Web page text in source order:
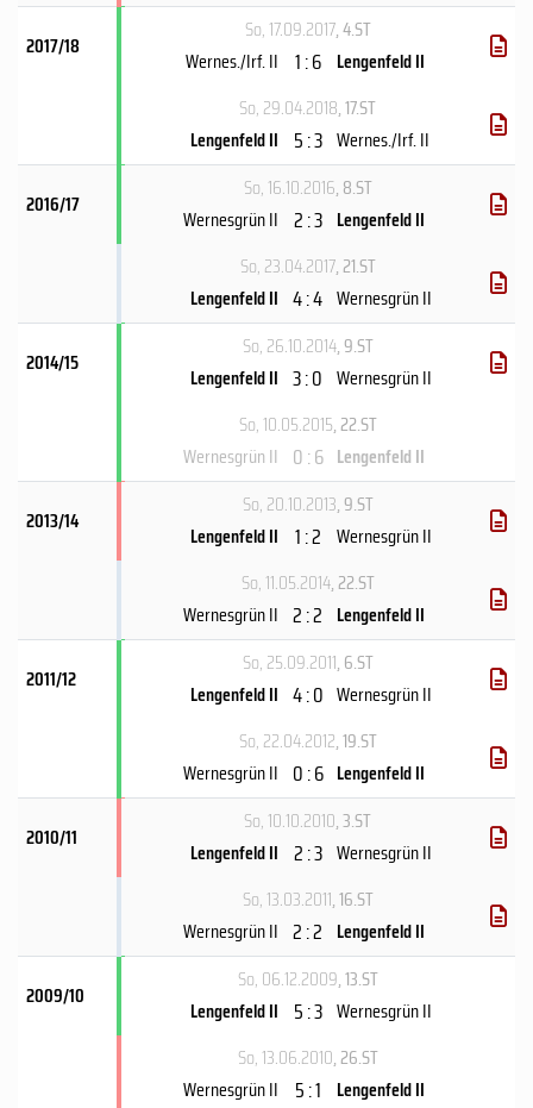
2017/18
So, 17.09.2017, 4.ST
Wernes./Irf. II 1 : 6 Lengenfeld II
So, 29.04.2018, 17.ST
Lengenfeld II 5 : 3 Wernes./Irf. II
2016/17
So, 16.10.2016, 8.ST
Wernesgrün II 2 : 3 Lengenfeld II
So, 23.04.2017, 21.ST
Lengenfeld II 4 : 4 Wernesgrün II
2014/15
So, 26.10.2014, 9.ST
Lengenfeld II 3 : 0 Wernesgrün II
So, 10.05.2015, 22.ST
Wernesgrün II 0 : 6 Lengenfeld II
2013/14
So, 20.10.2013, 9.ST
Lengenfeld II 1 : 2 Wernesgrün II
So, 11.05.2014, 22.ST
Wernesgrün II 2 : 2 Lengenfeld II
2011/12
So, 25.09.2011, 6.ST
Lengenfeld II 4 : 0 Wernesgrün II
So, 22.04.2012, 19.ST
Wernesgrün II 0 : 6 Lengenfeld II
2010/11
So, 10.10.2010, 3.ST
Lengenfeld II 2 : 3 Wernesgrün II
So, 13.03.2011, 16.ST
Wernesgrün II 2 : 2 Lengenfeld II
2009/10
So, 06.12.2009, 13.ST
Lengenfeld II 5 : 3 Wernesgrün II
So, 13.06.2010, 26.ST
Wernesgrün II
5 : 1 Lengenfeld II